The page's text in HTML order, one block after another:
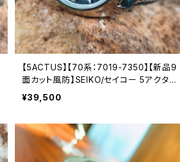
【5ACTUS】【70系：7019-7350】【新品9
面カット風防】SEIKO/セイコー 5アクタス
21石 Cal.7019 キャリバー 機械式 自動巻
き腕時計 精工舎亀戸工場/SS 1975年 1
¥39,500